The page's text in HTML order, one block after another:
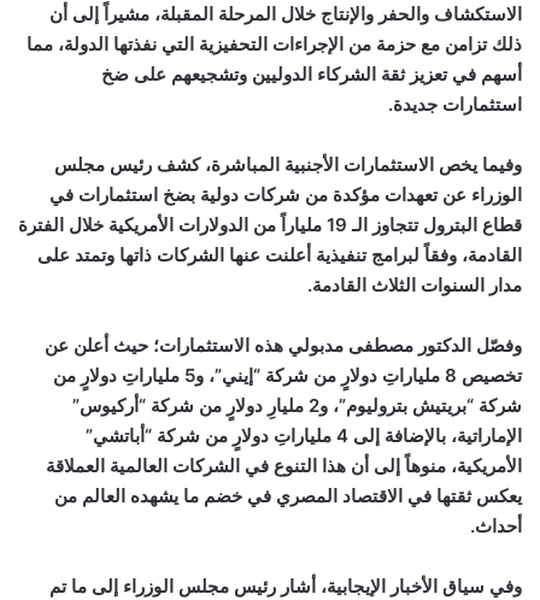
الاستكشاف والحفر والإنتاج خلال المرحلة المقبلة، مشيراً إلى أن
ذلك تزامن مع حزمة من الإجراءات التحفيزية التي نفذتها الدولة، مما
أسهم في تعزيز ثقة الشركاء الدوليين وتشجيعهم على ضخ
استثمارات جديدة.
وفيما يخص الاستثمارات الأجنبية المباشرة، كشف رئيس مجلس
الوزراء عن تعهدات مؤكدة من شركات دولية بضخ استثمارات في
قطاع البترول تتجاوز الـ 19 ملياراً من الدولارات الأمريكية خلال الفترة
القادمة، وفقاً لبرامج تنفيذية أعلنت عنها الشركات ذاتها وتمتد على
مدار السنوات الثلاث القادمة.
وفصّل الدكتور مصطفى مدبولي هذه الاستثمارات؛ حيث أعلن عن
تخصيص 8 ملياراتِ دولارٍ من شركة “إيني”، و5 ملياراتِ دولارٍ من
شركة “بريتيش بتروليوم”، و2 مليارِ دولارٍ من شركة “أركيوس”
الإماراتية، بالإضافة إلى 4 ملياراتِ دولارٍ من شركة “أباتشي”
الأمريكية، منوهاً إلى أن هذا التنوع في الشركات العالمية العملاقة
يعكس ثقتها في الاقتصاد المصري في خضم ما يشهده العالم من
أحداث.
وفي سياق الأخبار الإيجابية، أشار رئيس مجلس الوزراء إلى ما تم